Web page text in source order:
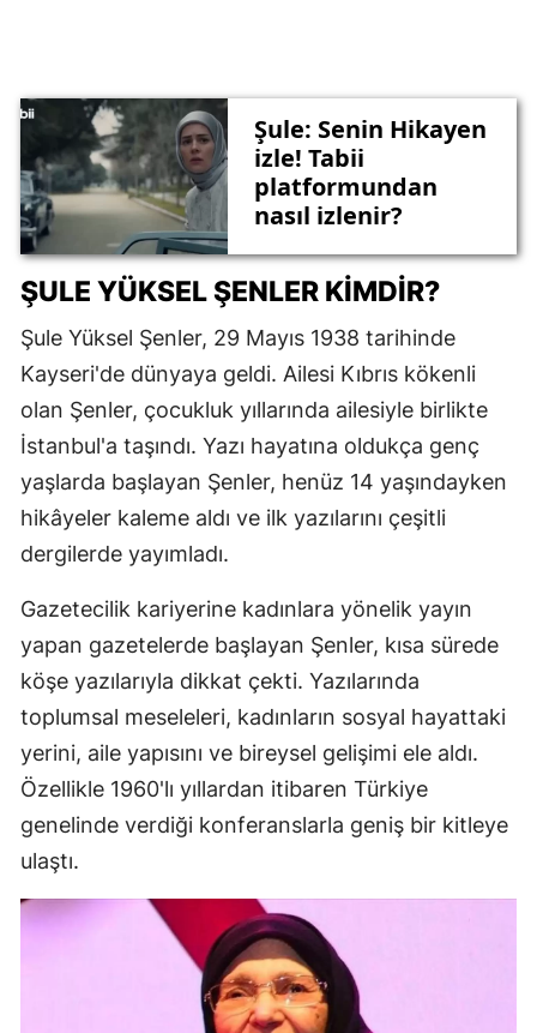
Şule: Senin Hikayen
izle! Tabii
platformundan
nasıl izlenir?
ŞULE YÜKSEL ŞENLER KIMDIR?
Şule Yüksel Şenler, 29 Mayıs 1938 tarihinde
Kayseri'de dünyaya geldi. Ailesi Kıbrıs kökenli
olan Şenler, çocukluk yıllarında ailesiyle birlikte
İstanbul'a taşındı. Yazı hayatına oldukça genç
yaşlarda başlayan Şenler, henüz 14 yaşındayken
hikâyeler kaleme aldı ve ilk yazılarını çeşitli
dergilerde yayımladı.
Gazetecilik kariyerine kadınlara yönelik yayın
yapan gazetelerde başlayan Şenler, kısa sürede
köşe yazılarıyla dikkat çekti. Yazılarında
toplumsal meseleleri, kadınların sosyal hayattaki
yerini, aile yapısını ve bireysel gelişimi ele aldı.
Özellikle 1960'lı yıllardan itibaren Türkiye
genelinde verdiği konferanslarla geniş bir kitleye
ulaştı.